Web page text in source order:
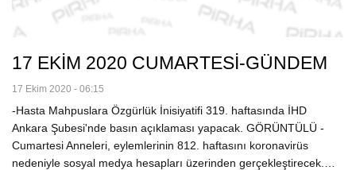
17 EKİM 2020 CUMARTESİ-GÜNDEM
17 Ekim 2020 - 06:15
-Hasta Mahpuslara Özgürlük İnisiyatifi 319. haftasında İHD
Ankara Şubesi'nde basın açıklaması yapacak. GÖRÜNTÜLÜ -
Cumartesi Anneleri, eylemlerinin 812. haftasını koronavirüs
nedeniyle sosyal medya hesapları üzerinden gerçekleştirecek.…